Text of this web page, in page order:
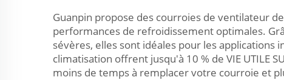
Guanpin propose des courroies de ventilateur
performances de refroidissement optimales.
sévères, elles sont idéales pour les applications
climatisation offrent jusqu'à 10 % de VIE UTILE
moins de temps à remplacer votre courroie et